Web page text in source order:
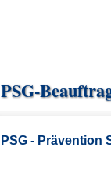
PSG-
PSG - Prävention